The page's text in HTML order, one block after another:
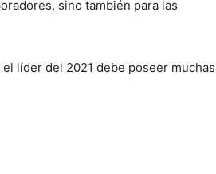
sino también para las
líder del 2021 debe poseer muchas